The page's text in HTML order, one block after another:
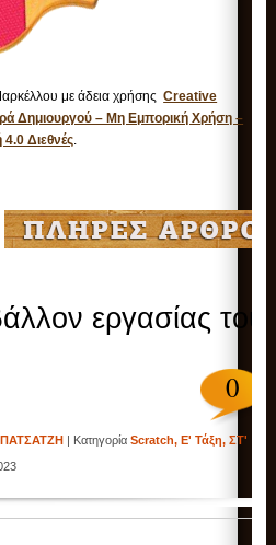
με άδεια χρήσηςCreative
Δημιουργού – Μη Εμπορική Χρήση –
Διεθνές.
εργασίας του
0
| ΚατηγορίαScratch,Ε' Τάξη,ΣΤ'